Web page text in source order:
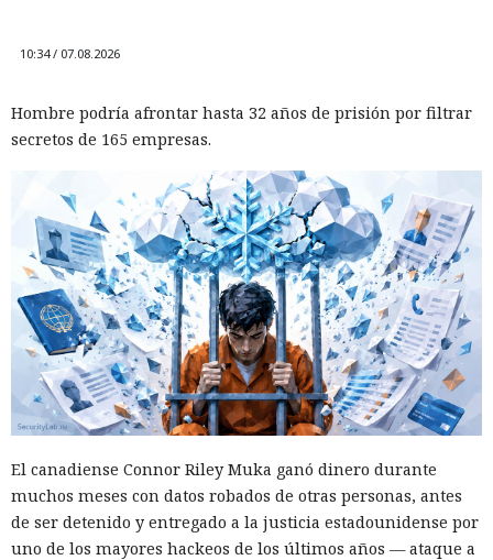
10:34 / 07.08.2026
Hombre podría afrontar hasta 32 años de prisión por filtrar
secretos de 165 empresas.
El canadiense Connor Riley Muka ganó dinero durante
muchos meses con datos robados de otras personas, antes
de ser detenido y entregado a la justicia estadounidense por
uno de los mayores hackeos de los últimos años — ataque a